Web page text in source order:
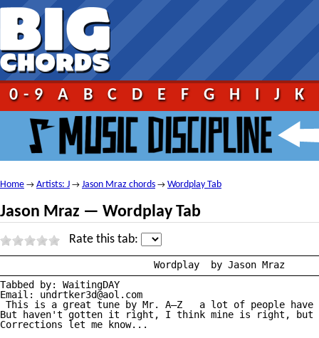
0-9 A B C D E F G H I J K
Home → Artists: J → Jason Mraz chords → Wordplay Tab
Jason Mraz — Wordplay Tab
Rate this tab:
Tabbed by: WaitingDAY
Email: undrtker3d@aol.com
This is a great tune by Mr. A—Z   a lot of people have
But haven't gotten it right, I think mine is right, but
Corrections let me know...